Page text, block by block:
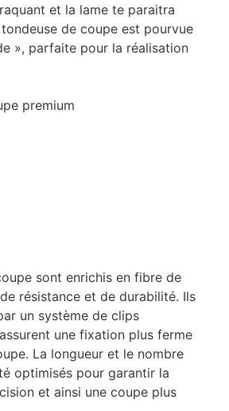
et la lame te paraitra
de coupe est pourvue
», parfaite pour la réalisation
premium
sont enrichis en fibre de
résistance et de durabilité. Ils
un système de clips
une fixation plus ferme
La longueur et le nombre
optimisés pour garantir la
et ainsi une coupe plus